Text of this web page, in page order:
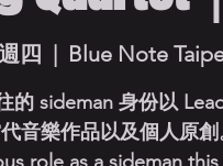
四
  |
Blue Note
的 sideman 身份以
音樂作品以及個人原